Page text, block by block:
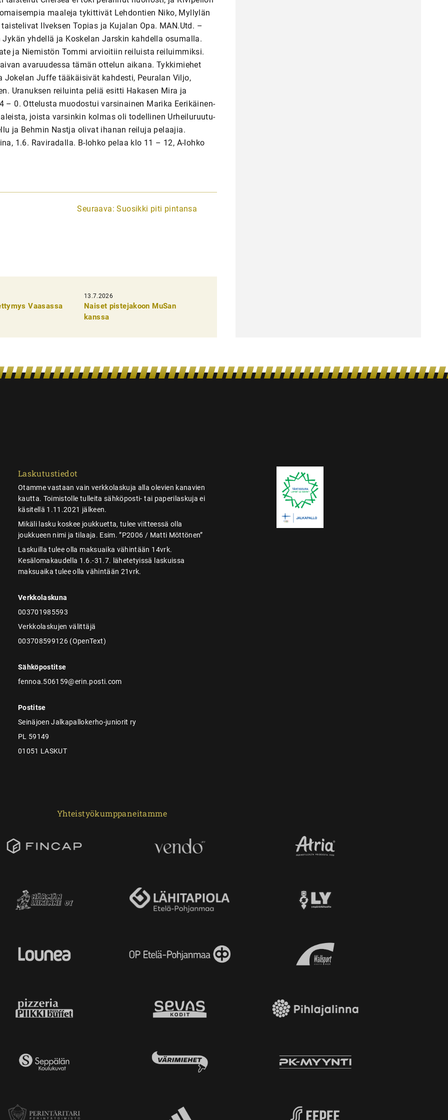
maaleja tykittivät Lehdontien Niko, Myllylän
Ilveksen Topias ja Kujalan Opa. MAN.Utd. –
yhdellä ja Koskelan Jarskin kahdella osumalla.
ja Niemistön Tommi arvioitiin reiluista reiluimmiksi.
avaruudessa tämän ottelun aikana. Tykkimiehet
Juffe tääkäisivät kahdesti, Peuralan Viljo,
Uranuksen reiluinta peliä esitti Hakasen Mira ja
– 0. Ottelusta muodostui varsinainen Marika Eerikäinen-
joista varsinkin kolmas oli todellinen Urheiluruutu-
ja Behmin Nastja olivat ihanan reiluja pelaajia.
1.6. Raviradalla. B-lohko pelaa klo 11 – 12, A-lohko
Seuraava: Suosikki piti pintansa
Vaasassa
13.7.2026
Naiset pistejakoon MuSan
kanssa
Laskutustiedot
Otamme vastaan vain verkkolaskuja alla olevien kanavien
kautta. Toimistolle tulleita sähköposti- tai paperilaskuja ei
käsitellä 1.11.2021 jälkeen.
Mikäli lasku koskee joukkuetta, tulee viitteessä olla
joukkueen nimi ja tilaaja. Esim. ”P2006 / Matti Möttönen”
Laskuilla tulee olla maksuaika vähintään 14vrk.
Kesälomakaudella 1.6.-31.7. lähetetyissä laskuissa
maksuaika tulee olla vähintään 21vrk.
Verkkolaskuna
003701985593
Verkkolaskujen välittäjä
003708599126 (OpenText)
Sähköpostitse
fennoa.506159@erin.posti.com
Postitse
Seinäjoen Jalkapallokerho-juniorit ry
PL 59149
01051 LASKUT
Yhteistyökumppaneitamme